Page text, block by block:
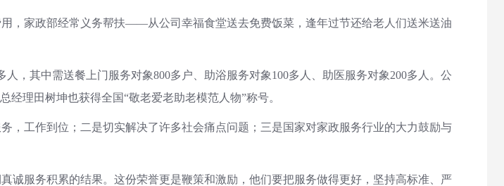
家政部经常义务帮扶——从公司幸福食堂送去免费饭菜，逢年过节还给老人们送米送油
其中需送餐上门服务对象800多户、助浴服务对象100多人、助医服务对象200多人。公
理田树坤也获得全国“敬老爱老助老模范人物”称号。
工作到位；二是切实解决了许多社会痛点问题；三是国家对家政服务行业的大力鼓励与
服务积累的结果。这份荣誉更是鞭策和激励，他们要把服务做得更好，坚持高标准、严